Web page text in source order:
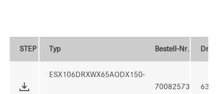
STEP Typ Bestell-Nr.
ESX106DRXWX65AODX150-
70082573 63